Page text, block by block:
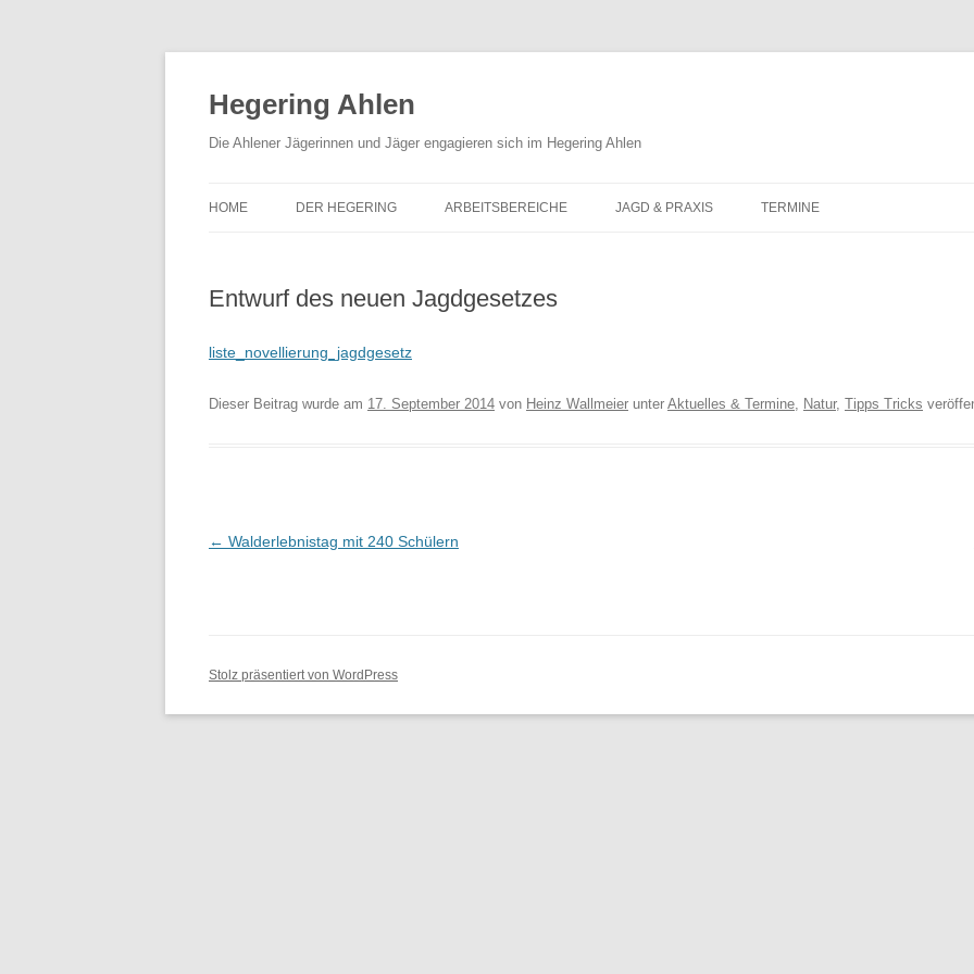
Hegering Ahlen
Die Ahlener Jägerinnen und Jäger engagieren sich im Hegering Ahlen
Inhalt
HOME DER HEGERING
KONTAKT & IMPRESSUM
ARBEITSBEREICHE
SCHIESSWESEN
JAGD & PRAXIS TERMINE
Entwurf des neuen Jagdgesetzes
liste_novellierung_jagdgesetz
Dieser Beitrag wurde am 17. September 2014 von Heinz Wallmeier unter Aktuelles & Termine, Natur, Tipps Tricks
Beitrags-
← Walderlebnistag mit 240 Schülern
Stolz präsentiert von WordPress